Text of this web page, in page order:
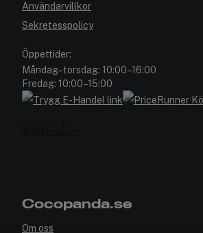
Användarvillkor
Sekretesspolicy
Öppettider:
Måndag–torsdag: 10:00–16:00
Fredag: 10:00–15:00
Cocopanda.se
Om oss